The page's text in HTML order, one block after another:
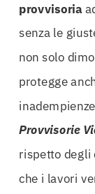
provvisoria
senza le
non solo
protegge
Provvisorie
rispetto degli
che i lavori